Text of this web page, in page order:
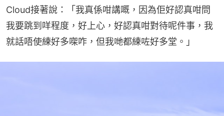
Cloud接著說：「我真係咁講嘅，因為佢好認真咁問
我要跳到咩程度，好上心，好認真咁對待呢件事，我
就話唔使練好多㗎咋，但我哋都練咗好多堂。」